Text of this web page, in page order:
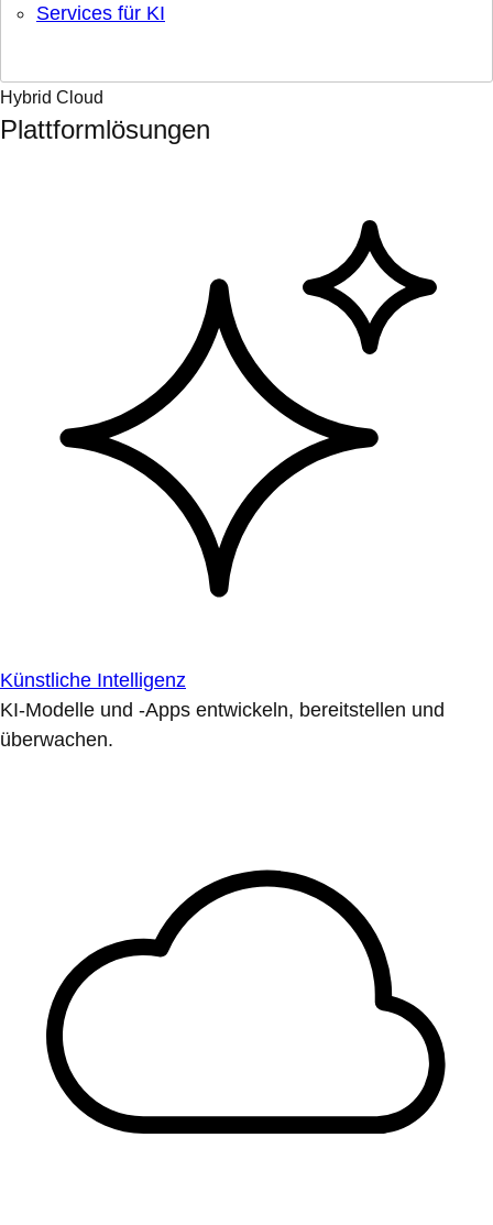
Services für KI
Hybrid Cloud
Plattformlösungen
Künstliche Intelligenz
KI-Modelle und -Apps entwickeln, bereitstellen und
überwachen.